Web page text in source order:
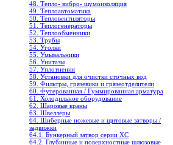
48. Тепло- вибро- шумоизоляция
49. Теплоавтоматика
50. Тепловентиляторы
51. Теплогенераторы
52. Теплообменники
53. Трубы
54. Уголки
55. Умывальники
56. Унитазы
57. Уплотнения
58. Установки для очистки сточных вод
59. Фильтры, грязевики и грязеотделители
60. Футерованная / Гуммированная арматура
61. Холодильное oборудование
62. Шаровые краны
63. Швеллеры
64. Шиберные ножевые и щитовые затворы /
задвижки
64.1. Бункерный затвор серии XC
64.2. Глубинные и поверхностные шлюзовые